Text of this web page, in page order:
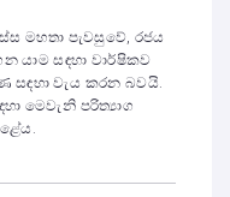
මහතා පැවසුවේ, රජය
යාම සඳහා වාර්ෂිකව
වැය කරන බවයි.
මෙවැනි පරිත්‍යාග